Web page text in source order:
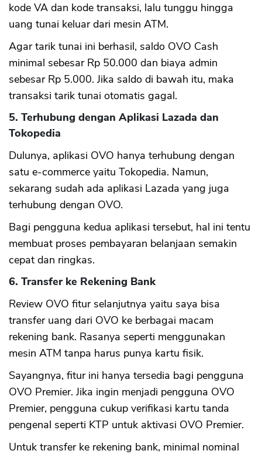
kode VA dan kode transaksi, lalu tunggu hingga
uang tunai keluar dari mesin ATM.
Agar tarik tunai ini berhasil, saldo OVO Cash
minimal sebesar Rp 50.000 dan biaya admin
sebesar Rp 5.000. Jika saldo di bawah itu, maka
transaksi tarik tunai otomatis gagal.
5. Terhubung dengan Aplikasi Lazada dan
Tokopedia
Dulunya, aplikasi OVO hanya terhubung dengan
satu e-commerce yaitu Tokopedia. Namun,
sekarang sudah ada aplikasi Lazada yang juga
terhubung dengan OVO.
Bagi pengguna kedua aplikasi tersebut, hal ini tentu
membuat proses pembayaran belanjaan semakin
cepat dan ringkas.
6. Transfer ke Rekening Bank
Review OVO fitur selanjutnya yaitu saya bisa
transfer uang dari OVO ke berbagai macam
rekening bank. Rasanya seperti menggunakan
mesin ATM tanpa harus punya kartu fisik.
Sayangnya, fitur ini hanya tersedia bagi pengguna
OVO Premier. Jika ingin menjadi pengguna OVO
Premier, pengguna cukup verifikasi kartu tanda
pengenal seperti KTP untuk aktivasi OVO Premier.
Untuk transfer ke rekening bank, minimal nominal